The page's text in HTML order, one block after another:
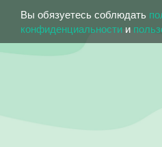
Вы обязуетесь соблюдать
конфиденциальности и